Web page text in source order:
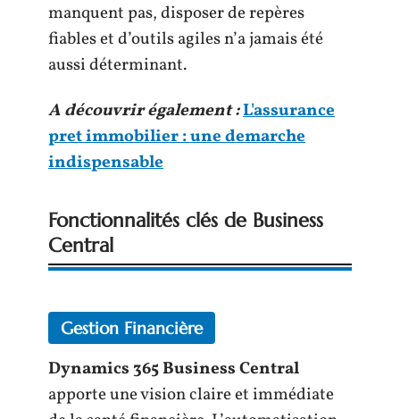
manquent pas, disposer de repères
fiables et d’outils agiles n’a jamais été
aussi déterminant.
A découvrir également :L'assurance
pret immobilier : une demarche
indispensable
Fonctionnalités clés de Business
Central
Gestion Financière
Dynamics 365 Business Central
apporte une vision claire et immédiate